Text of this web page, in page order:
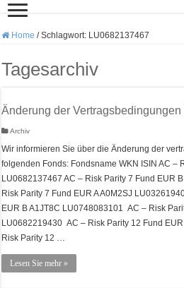
Home / Schlagwort: LU0682137467
Tagesarchiv
Änderung der
Archiv
Wir informieren Sie über die Änderung der
folgenden Fonds: Fondsname WKN ISIN AC –
LU0682137467 AC – Risk Parity 7 Fund EUR
Risk Parity 7 Fund EUR A A0M2SJ
EUR B A1JT8C LU0748083101 AC – Risk
LU0682219430 AC – Risk Parity 12 Fund
Risk Parity 12 …
Lesen Sie mehr »